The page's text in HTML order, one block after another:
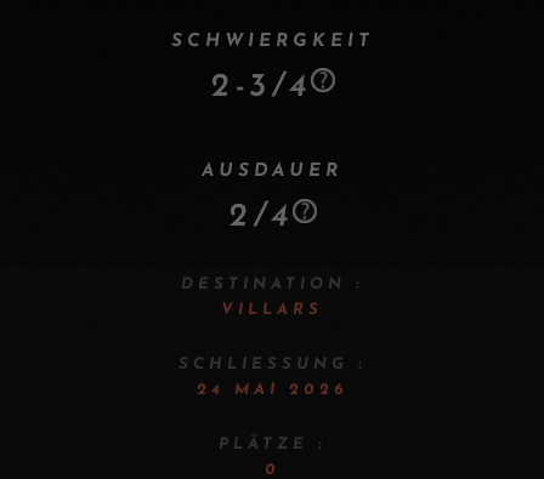
SCHWIERGKEIT
2-3/4
AUSDAUER
2/4
DESTINATION :
VILLARS
SCHLIESSUNG :
24 MAI 2026
PLÄTZE :
0